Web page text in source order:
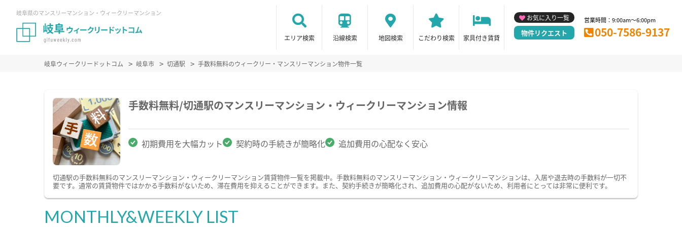
岐阜県のマンスリーマンション・ウィークリーマンション
エリア検索 沿線検索 地図検索 こだわり検索 家具付き賃貸
お気に入り一覧
物件リクエスト
営業時間：9:00am～6:00pm
050-7586-9137
岐阜ウィークリードットコム 岐阜市 切通駅 手数料無料のウィークリー・マンスリーマンション物件一覧
手数料無料/切通駅のマンスリーマンション・ウィークリーマンション情報
初期費用を大幅カット 契約時の手続きが簡略化 追加費用の心配なく安心
切通駅の手数料無料のマンスリーマンション・ウィークリーマンション賃貸物件一覧を掲載中。手数料無料のマンスリーマンション・ウィークリーマンションは、入居や退去時の手数料が一切不
要です。通常の賃貸物件ではかかる手数料がないため、滞在費用を抑えることができます。また、契約手続きが簡略化され、追加費用の心配がないため、利用者にとっては非常に便利です。
MONTHLY&WEEKLY LIST